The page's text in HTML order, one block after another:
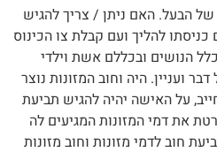
הבעל. האם ניתן / צריך להגיש
כניסתו להליך ועם קבלת צו הכינוס
הנושים ובכללם אשת וילדי
ועניין. היה וחוב המזונות נוצר
על האישה יהיה להגיש תביעת
את דמי המזונות המגיעים לה
חוב לדמי מזונות וחוב מזונות